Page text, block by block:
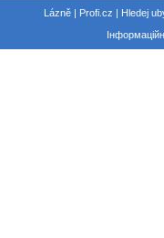
Lázně | Profi.cz | Hledej